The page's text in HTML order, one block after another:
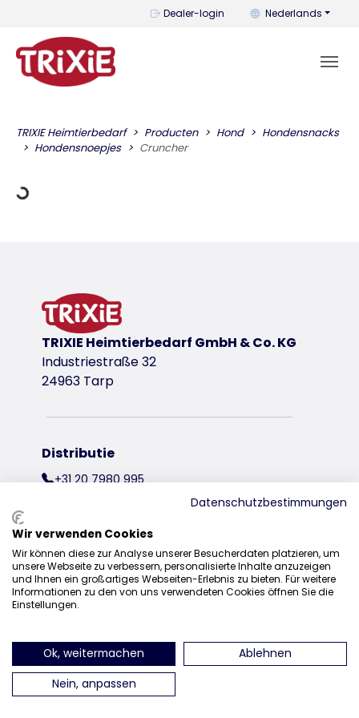
Dealer-login U kunt de taal
Nederlands
TRIXIE Heimtierbedarf Producten Hond
Hondensnacks
Hondensnoepjes
Cruncher
TRIXIE Heimtierbedarf GmbH & Co. KG
Industriestraße 32
24963 Tarp
Distributie
+31 20 7980 995
vind ons op Instagram
vind ons op Facebook
vind ons op Pinterest
vind ons
Datenschutzbestimmungen
Wir verwenden Cookies
Wir können diese zur Analyse unserer Besucherdaten platzieren, um
unsere Webseite zu verbessern, personalisierte Inhalte anzuzeigen
und Ihnen ein großartiges Webseiten-Erlebnis zu bieten. Für weitere
Informationen zu den von uns verwendeten Cookies öffnen Sie die
Einstellungen.
Ok, weitermachen
Ablehnen
Nein, anpassen